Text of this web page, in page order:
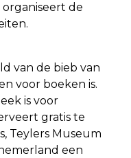
de
van de bieb van
voor boeken is.
is voor
gratis te
Teylers Museum
een